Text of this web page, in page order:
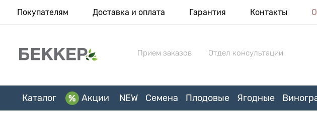
Покупателям Доставка и оплата Гарантия Контакты
Прием заказов Отдел консультации
Каталог Акции NEW Семена Плодовые Ягодные